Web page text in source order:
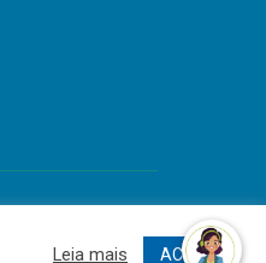
Leia mais ACEITO